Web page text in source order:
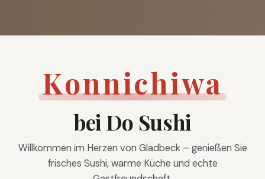
Konnichiwa
bei Do Sushi
Willkommen im Herzen von Gladbeck – genießen Sie
frisches Sushi, warme Küche und echte